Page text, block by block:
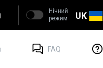
UK
Нічний
режим
FAQ